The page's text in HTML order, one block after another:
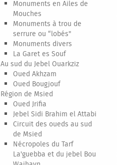
Monuments en Ailes de
Mouches
Monuments à trou de
serrure ou “lobés"
Monuments divers
La Garet es Souf
Au sud du Jebel Ouarkziz
Oued Akhzam
Oued Bougjouf
Région de Msied
Oued Jrifia
Jebel Sidi Brahim el Attabi
Circuit des oueds au sud
de Msied
Nécropoles du Tarf
La'guebba et du jebel Bou